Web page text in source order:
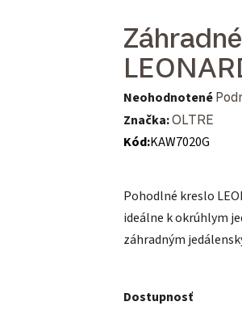
Priemerné
Neohodnotené
Značka:OLTRE
Kód:KAW7020G
Pohodlné kreslo
ideálne k okrúhlym
záhradným
Dostupnosť